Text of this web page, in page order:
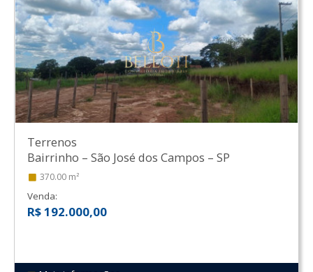
Terrenos
Bairrinho – São José dos Campos – SP
370.00 m²
Venda:
R$ 192.000,00